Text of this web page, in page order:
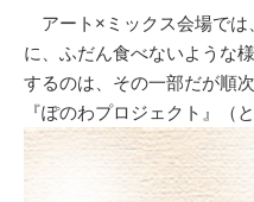
アート×ミックス会場では
に、ふだん食べないような
するのは、その一部だが順
『ぽのわプロジェクト』（と